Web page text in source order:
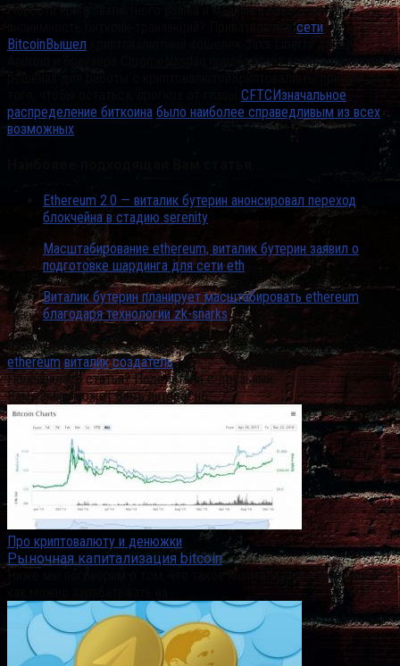
Новости криптовалютного рынка и майнинга:Как сохранить
анонимность биткоин-транзакций? Приватность всети
BitcoinВышел криптовалютный кошелек Jaxx Liberty для ОС
Android и браузера ChromeNasdaq приобретает технологические
решения для работы с криптовалютойКриптовалюты пришли для
CFTCИзначальное
распределение биткоина было наиболее справедливым из всех
возможных
Ethereum 2.0 — виталик бутерин анонсировал переход
блокчейна в стадию serenity
Масштабирование ethereum, виталик бутерин заявил о
подготовке шардинга для сети eth
Виталик бутерин планирует масштабировать ethereum
благодаря технологии zk-snarks
Post Views:85
ethereum виталик создатель
Понравилась статья? Поделиться с друзьями:
Вам также может быть интересно
Про криптовалюту и денюжки
Рыночная капитализация bitcoin
Ниже мы поговорим о том, что такое капитализация биткоина и